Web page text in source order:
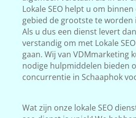
Lokale SEO helpt u om
gebied de grootste te worden
Als u dus een dienst levert
verstandig om met Lokale
gaan. Wij van VDMmarketing
nodige hulpmiddelen bieden
concurrentie in Schaaphok
Wat zijn onze lokale SEO